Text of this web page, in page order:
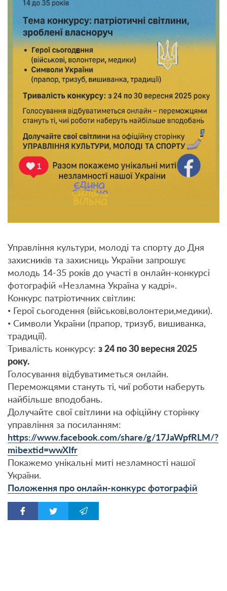
Управління культури, молоді та спорту до Дня
захисників та захисниць України запрошує
молодь 14-35 років до участі в онлайн-конкурсі
фотографій «Незламна Україна у кадрі».
Конкурс патріотичних світлин:
• Герої сьогодення (військові,волонтери,медики).
• Символи України (прапор, тризуб, вишиванка,
традиції).
Тривалість конкурсу: з 24 по 30 вересня 2025
року.
Голосування відбуватиметься онлайн.
Переможцями стануть ті, чиї роботи наберуть
найбільше вподобань.
Долучайте свої світлини на офіційну сторінку
управління за посиланням:
https://www.facebook.com/share/g/17JaWpfRLM/?
mibextid=wwXIfr
Покажемо унікальні миті незламності нашої
України.
Положення про онлайн-конкурс фотографій